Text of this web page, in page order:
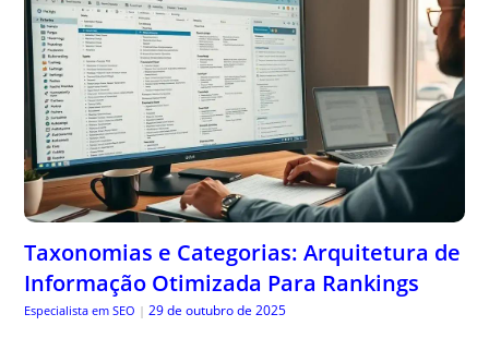
Taxonomias e Categorias: Arquitetura de
Informação Otimizada Para Rankings
Especialista em SEO | 29 de outubro de 2025